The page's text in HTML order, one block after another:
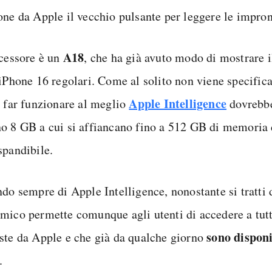
da Apple il vecchio pulsante per leggere le
è un A18, che ha già avuto modo di mostrare
16 regolari. Come al solito non viene
far funzionare al meglioApple Intelligence
8 GB a cui si affiancano fino a 512 GB di
sempre di Apple Intelligence, nonostante si tratti
permette comunque agli utenti di accedere a
da Apple e che già da qualche giornosono
.